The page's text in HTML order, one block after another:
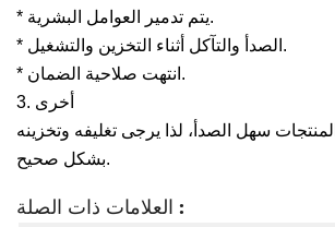
* يتم تدمير العوامل البشرية.
* الصدأ والتآكل أثناء التخزين والتشغيل.
* انتهت صلاحية الضمان.
3. أخرى
سهل الصدأ، لذا يرجى تغليفه وتخزينه
بشكل صحيح.
العلامات ذات الصلة :